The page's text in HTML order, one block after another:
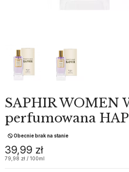
SAPHIR WOMEN
perfumowana
Obecnie brak na stanie
39,99 zł
79,98 zł / 100ml